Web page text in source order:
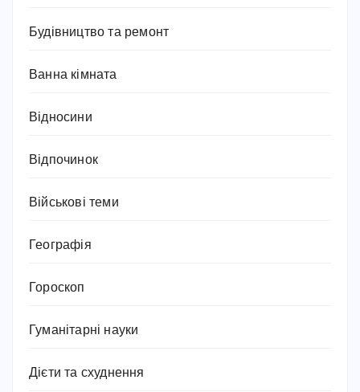
Будівництво та ремонт
Ванна кімната
Відносини
Відпочинок
Військові теми
Географія
Гороскоп
Гуманітарні науки
Дієти та схуднення